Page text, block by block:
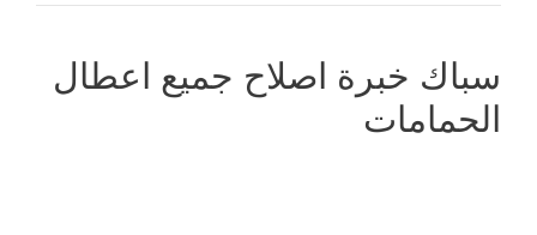
سباك خبرة اصلاح جميع اعطال
الحمامات